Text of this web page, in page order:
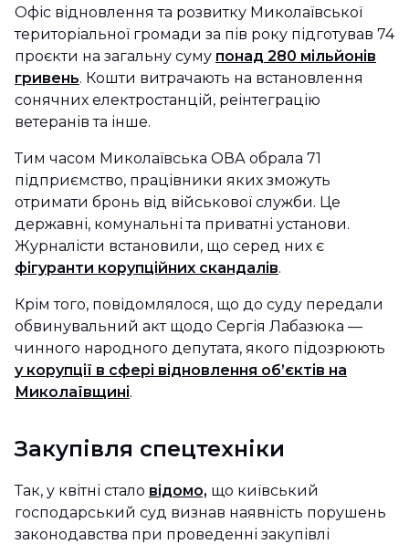
Офіс відновлення та розвитку Миколаївської
територіальної громади за пів року підготував 74
проєкти на загальну суму понад 280 мільйонів
гривень. Кошти витрачають на встановлення
сонячних електростанцій, реінтеграцію
ветеранів та інше.
Тим часом Миколаївська ОВА обрала 71
підприємство, працівники яких зможуть
отримати бронь від військової служби. Це
державні, комунальні та приватні установи.
Журналісти встановили, що серед них є
фігуранти корупційних скандалів.
Крім того, повідомлялося, що до суду передали
обвинувальний акт щодо Сергія Лабазюка —
чинного народного депутата, якого підозрюють
у корупції в сфері відновлення об’єктів на
Миколаївщині.
Закупівля спецтехніки
Так, у квітні стало відомо, що київський
господарський суд визнав наявність порушень
законодавства при проведенні закупівлі